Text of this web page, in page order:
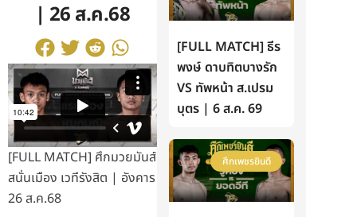
| 26 ส.ค.68
[FULL MATCH] ศึกมวยมันส์
สนั่นเมือง เวทีรังสิต | อังคาร
26 ส.ค.68
[FULL MATCH] ธีร
พงษ์ ดาบทิตบางรัก
VS ทัพหน้า ส.เปรม
บุตร | 6 ส.ค. 69
ศึกเพชรยินดี